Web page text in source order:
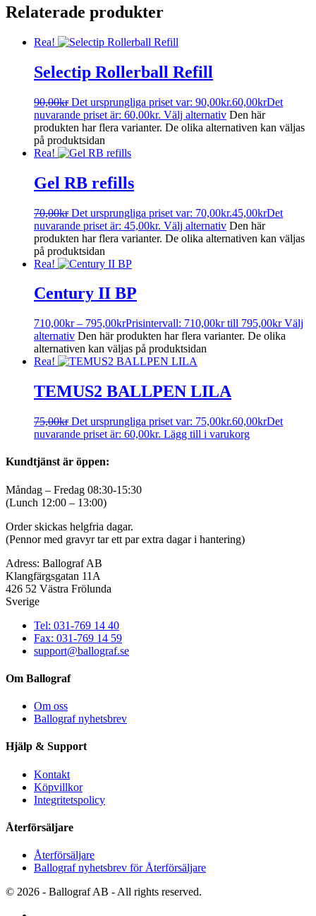
Relaterade produkter
Rea!
Selectip Rollerball Refill
90,00kr Det ursprungliga priset var: 90,00kr.60,00krDet
nuvarande priset är: 60,00kr. Välj alternativ Den här
produkten har flera varianter. De olika alternativen kan väljas
på produktsidan
Rea!
Gel RB refills
70,00kr Det ursprungliga priset var: 70,00kr.45,00krDet
nuvarande priset är: 45,00kr. Välj alternativ Den här
produkten har flera varianter. De olika alternativen kan väljas
på produktsidan
Rea!
Century II BP
710,00kr – 795,00krPrisintervall: 710,00kr till 795,00kr Välj
alternativ Den här produkten har flera varianter. De olika
alternativen kan väljas på produktsidan
Rea!
TEMUS2 BALLPEN LILA
75,00kr Det ursprungliga priset var: 75,00kr.60,00krDet
nuvarande priset är: 60,00kr. Lägg till i varukorg
Kundtjänst är öppen:
Måndag – Fredag 08:30-15:30
(Lunch 12:00 – 13:00)
Order skickas helgfria dagar.
(Pennor med gravyr tar ett par extra dagar i hantering)
Adress: Ballograf AB
Klangfärgsgatan 11A
426 52 Västra Frölunda
Sverige
Tel: 031-769 14 40
Fax: 031-769 14 59
support@ballograf.se
Om Ballograf
Om oss
Ballograf nyhetsbrev
Hjälp & Support
Kontakt
Köpvillkor
Integritetspolicy
Återförsäljare
Återförsäljare
Ballograf nyhetsbrev för Återförsäljare
© 2026 - Ballograf AB - All rights reserved.